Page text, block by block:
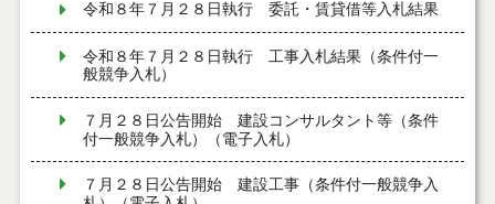
令和８年７月２８日執行 委託・賃貸借等入札結果
令和８年７月２８日執行 工事入札結果（条件付一
般競争入札）
７月２８日公告開始 建設コンサルタント等（条件
付一般競争入札）（電子入札）
７月２８日公告開始 建設工事（条件付一般競争入